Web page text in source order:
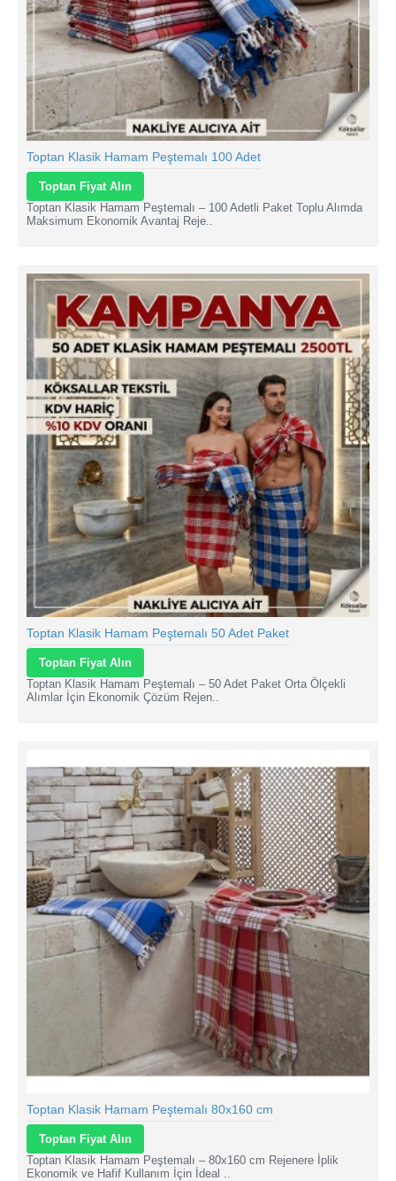
Toptan Klasik Hamam Peştemalı 100 Adet
Toptan Fiyat Alın
Toptan Klasik Hamam Peştemalı – 100 Adetli Paket Toplu Alımda
Maksimum Ekonomik Avantaj Reje..
Toptan Klasik Hamam Peştemalı 50 Adet Paket
Toptan Fiyat Alın
Toptan Klasik Hamam Peştemalı – 50 Adet Paket Orta Ölçekli
Alımlar İçin Ekonomik Çözüm Rejen..
Toptan Klasik Hamam Peştemalı 80x160 cm
Toptan Fiyat Alın
Toptan Klasik Hamam Peştemalı – 80x160 cm Rejenere İplik
Ekonomik ve Hafif Kullanım İçin İdeal ..